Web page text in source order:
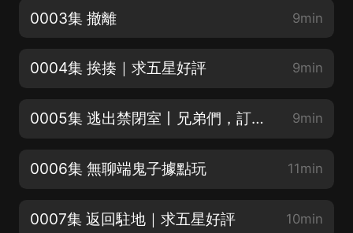
0003集 撤離 9min
0004集 挨揍｜求五星好評 9min
0005集 逃出禁閉室丨兄弟們，訂閱，打call，分享整起來！ 9min
0006集 無聊端鬼子據點玩 11min
0007集 返回駐地｜求五星好評 10min